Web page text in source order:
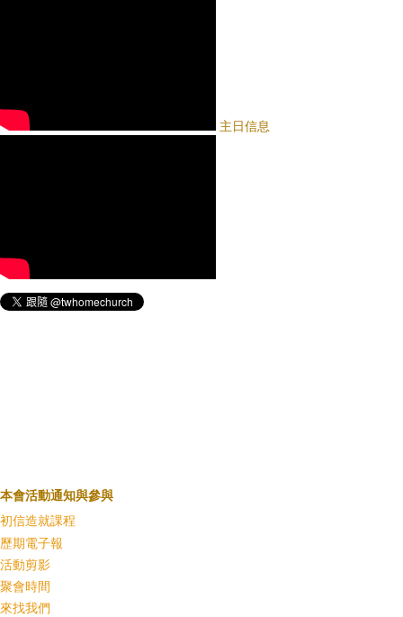
主日信息
本會活動通知與參與
初信造就課程
歷期電子報
活動剪影
聚會時間
來找我們